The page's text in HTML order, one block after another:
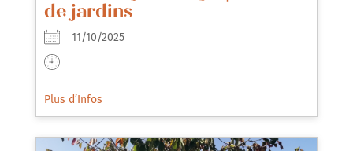
de jardins
11/10/2025
Plus d’Infos